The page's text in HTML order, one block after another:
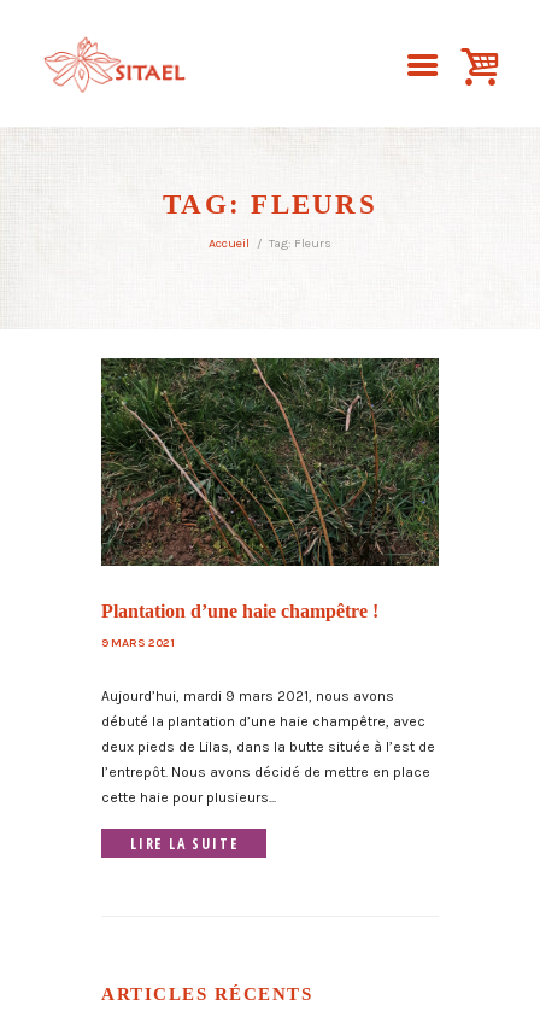
TAG: FLEURS
Accueil Tag: Fleurs
Plantation d’une haie champêtre !
9 MARS 2021
Aujourd’hui, mardi 9 mars 2021, nous avons
débuté la plantation d’une haie champêtre, avec
deux pieds de Lilas, dans la butte située à l’est de
l’entrepôt. Nous avons décidé de mettre en place
cette haie pour plusieurs...
LIRE LA SUITE
ARTICLES RÉCENTS